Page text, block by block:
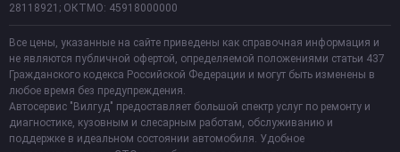
28118921; ОКТМО: 45918000000
Все цены, указанные на сайте приведены как справочная информация и
не являются публичной офертой, определяемой положениями статьи 437
Гражданского кодекса Российской Федерации и могут быть изменены в
любое время без предупреждения.
Автосервис "Вилгуд" предоставляет большой спектр услуг по ремонту и
диагностике, кузовным и слесарным работам, обслуживанию и
поддержке в идеальном состоянии автомобиля. Удобное